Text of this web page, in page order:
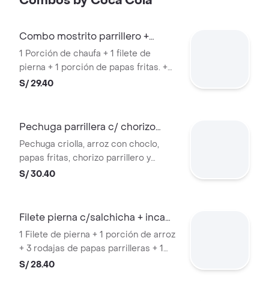
Combo mostrito parrillero +
gaseosa
1 Porción de chaufa + 1 filete de
pierna + 1 porción de papas fritas. +
gaseosa
S/ 29.40
Pechuga parrillera c/ chorizo
+inca kola
Pechuga criolla, arroz con choclo,
papas fritas, chorizo parrillero y
salsas a elección + gaseosa inca kola
S/ 30.40
Filete pierna c/salchicha + inca
kola
1 Filete de pierna + 1 porción de arroz
+ 3 rodajas de papas parrilleras + 1
salchicha vienesa. + gaseosa
S/ 28.40